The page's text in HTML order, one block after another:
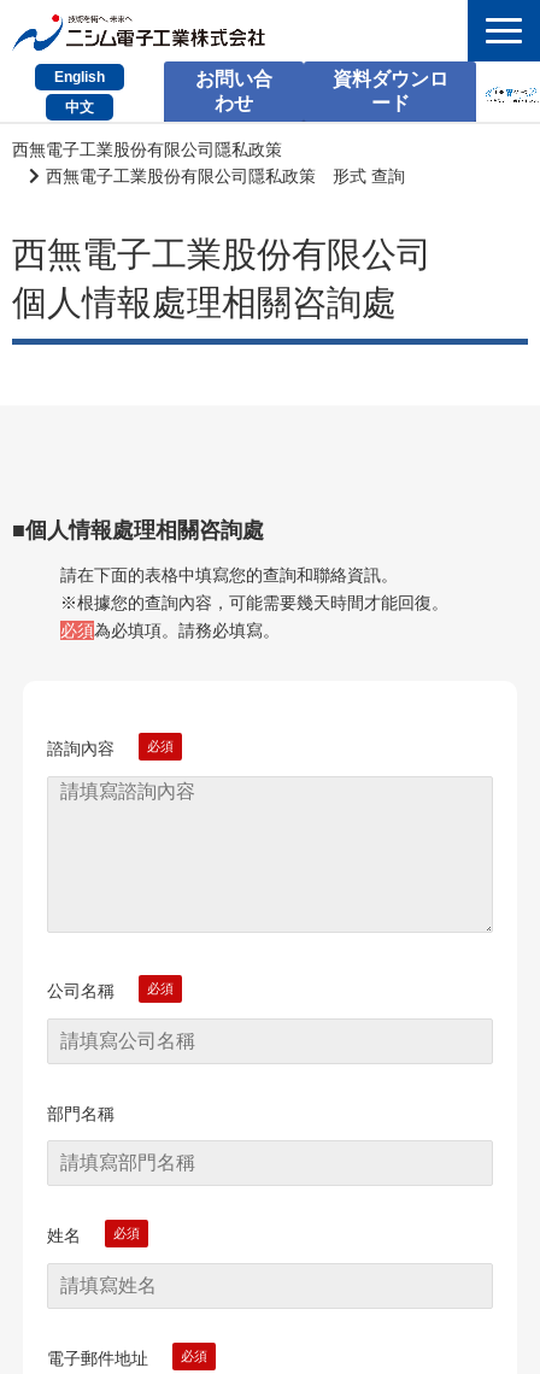
English
中文
お問い合
わせ
資料ダウンロ
ード
HOME
製品とサービス
課題別のご相談
お問い合わせ
西無電子工業股份有限公司隱私政策
西無電子工業股份有限公司隱私政策 形式 查詢
西無電子工業股份有限公司
個人情報處理相關咨詢處
■個人情報處理相關咨詢處
請在下面的表格中填寫您的查詢和聯絡資訊。
※根據您的查詢內容，可能需要幾天時間才能回復。
必須為必填項。請務必填寫。
諮詢內容
公司名稱
部門名稱
姓名
電子郵件地址